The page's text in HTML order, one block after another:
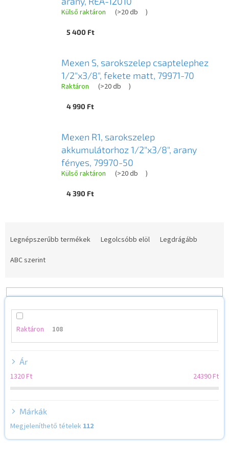
Külső raktáron (>20 db )
5 400 Ft
Mexen S, sarokszelep csaptelephez
1/2"x3/8", fekete matt, 79971-70
Raktáron (>20 db )
4 990 Ft
Mexen R1, sarokszelep
akkumulátorhoz 1/2"x3/8", arany
fényes, 79970-50
Külső raktáron (>20 db )
4 390 Ft
m
e
Legnépszerűbb termékek Legolcsóbb elöl
Legdrágább
ABC szerint
Raktáron 108
Ár
1320Ft 24390Ft
Márkák
Megjeleníthető tételek 112